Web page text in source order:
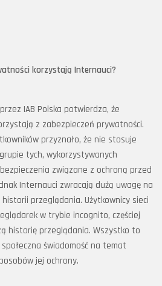
korzystają Internauci?
IAB Polska potwierdza, że
z zabezpieczeń prywatności.
przyznało, że nie stosuje
tych, wykorzystywanych
związane z ochroną przed
Internauci zwracają dużą uwagę na
przeglądania. Użytkownicy sieci
w trybie incognito, częściej
historię przeglądania. Wszystko to
świadomość na temat
jej ochrony.